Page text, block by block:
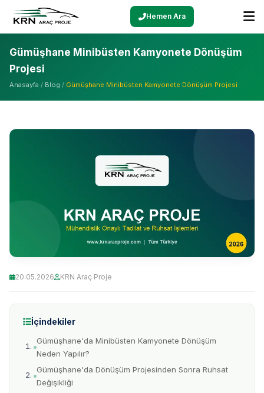
Hemen Ara
Gümüşhane Minibüsten Kamyonete Dönüşüm
Projesi
Anasayfa / Blog / Gümüşhane Minibüsten Kamyonete Dönüşüm Projesi
20.05.2026 KRN Araç Proje
İçindekiler
Gümüşhane'da Minibüsten Kamyonete Dönüşüm
Neden Yapılır?
Gümüşhane'da Dönüşüm Projesinden Sonra Ruhsat
Değişikliği